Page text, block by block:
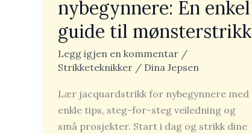
nybegynnere: En enkel
guide til mønsterstrikk
Legg igjen en kommentar /
Strikketeknikker / Dina Jepsen
Lær jacquardstrikk for nybegynnere med
enkle tips, steg-for-steg veiledning og
små prosjekter. Start i dag og strikk dine